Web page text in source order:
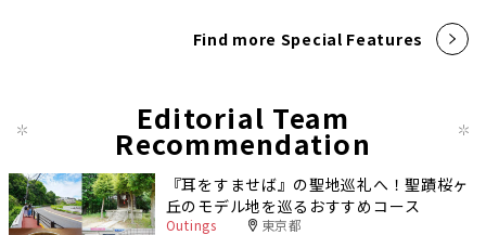
Find more Special Features
Editorial Team
Recommendation
『耳をすませば』の聖地巡礼へ！聖蹟桜ヶ
丘のモデル地を巡るおすすめコース
Outings 東京都